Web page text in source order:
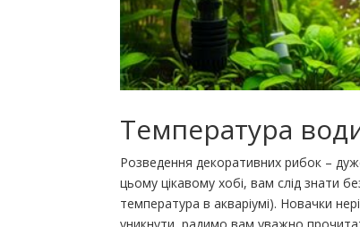
Температура
Розведення декоративних рибок –
цьому цікавому хобі, вам слід знати
температура в акваріумі). Новачки